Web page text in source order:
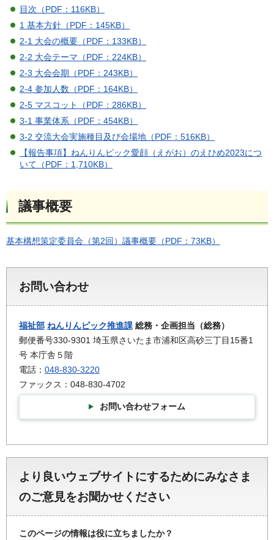
目次（PDF：116KB）
1 基本方針（PDF：145KB）
2-1 大会の概要（PDF：133KB）
2-2 大会テーマ（PDF：224KB）
2-3 大会会期（PDF：243KB）
2-4 参加人数（PDF：164KB）
2-5 マスコット（PDF：286KB）
3-1 事業体系（PDF：454KB）
3-2 交流大会実施種目及び会場地（PDF：516KB）
【報告事項】ねんりんピック愛顔（えがお）のえひめ2023につ
いて（PDF：1,710KB）
議事概要
基本構想策定委員会（第2回）議事概要（PDF：73KB）
お問い合わせ
福祉部 ねんりんピック推進課 総務・企画担当（総務）
郵便番号330-9301 埼玉県さいたま市浦和区高砂三丁目15番1
号 本庁舎５階
電話： 048-830-3220
ファックス：048-830-4702
お問い合わせフォーム
より良いウェブサイトにするためにみなさま
のご意見をお聞かせください
このページの情報は役に立ちましたか？